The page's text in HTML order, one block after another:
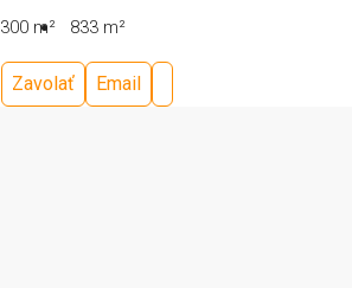
300 m² 833 m²
Zavolať Email